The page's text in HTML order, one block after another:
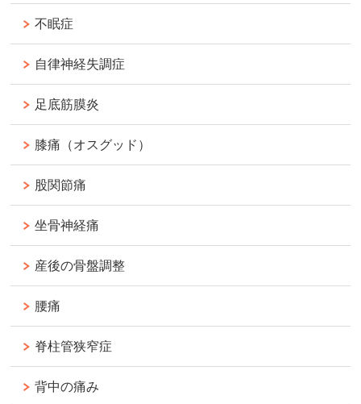
不眠症
自律神経失調症
足底筋膜炎
膝痛（オスグッド）
股関節痛
坐骨神経痛
産後の骨盤調整
腰痛
脊柱管狭窄症
背中の痛み